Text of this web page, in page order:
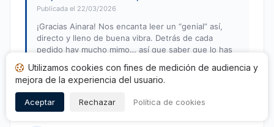
Publicada el 22/03/2026
¡Gracias Ainara! Nos encanta leer un “genial” así,
directo y lleno de buena vibra. Detrás de cada
pedido hay mucho mimo… así que saber que lo has
¡Gracias por tu recomendación y por tu energía
!
Utilizamos cookies con fines de medición de audiencia y
mejora de la experiencia del usuario.
Aceptar Rechazar Política de cookies